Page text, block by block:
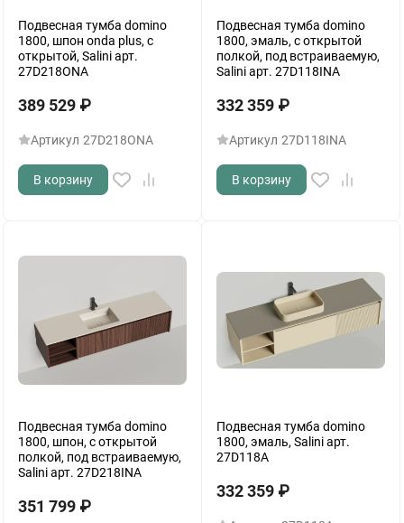
Подвесная тумба domino
1800, шпон onda plus, с
открытой, Salini арт.
27D218ONA
389 529 ₽
Артикул 27D218ONA
В корзину
Подвесная тумба domino
1800, эмаль, с открытой
полкой, под встраиваемую,
Salini арт. 27D118INA
332 359 ₽
Артикул 27D118INA
В корзину
Подвесная тумба domino
1800, шпон, с открытой
полкой, под встраиваемую,
Salini арт. 27D218INA
351 799 ₽
Подвесная тумба domino
1800, эмаль, Salini арт.
27D118A
332 359 ₽